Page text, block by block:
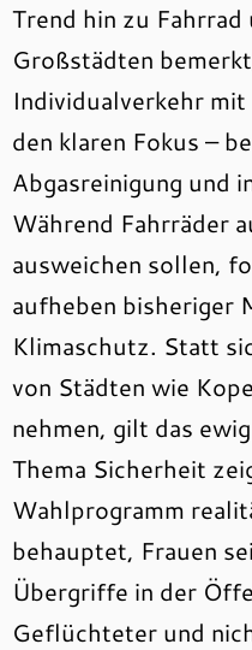
Trend hin zu Fahrrad
Großstädten
Individualverkehr
den klaren Fokus –
Abgasreinigung und
Während Fahrräder
ausweichen sollen,
aufheben bisheriger
Klimaschutz. Statt
von Städten wie
nehmen, gilt das
Thema Sicherheit
Wahlprogramm
behauptet, Frauen
Übergriffe in der
Geflüchteter und